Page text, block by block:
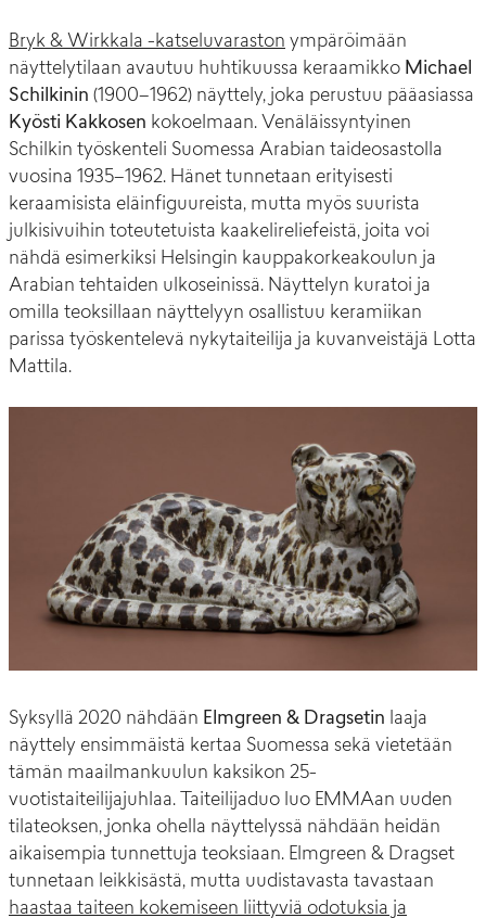
Bryk & Wirkkala -katseluvaraston ympäröimään
näyttelytilaan avautuu huhtikuussa keraamikko Michael
Schilkinin (1900–1962) näyttely, joka perustuu pääasiassa
Kyösti Kakkosen kokoelmaan. Venäläissyntyinen
Schilkin työskenteli Suomessa Arabian taideosastolla
vuosina 1935–1962. Hänet tunnetaan erityisesti
keraamisista eläinfiguureista, mutta myös suurista
julkisivuihin toteutetuista kaakelireliefeistä, joita voi
nähdä esimerkiksi Helsingin kauppakorkeakoulun ja
Arabian tehtaiden ulkoseinissä. Näyttelyn kuratoi ja
omilla teoksillaan näyttelyyn osallistuu keramiikan
parissa työskentelevä nykytaiteilija ja kuvanveistäjä Lotta
Mattila.
Syksyllä 2020 nähdään Elmgreen & Dragsetin laaja
näyttely ensimmäistä kertaa Suomessa sekä vietetään
tämän maailmankuulun kaksikon 25-
vuotistaiteilijajuhlaa. Taiteilijaduo luo EMMAan uuden
tilateoksen, jonka ohella näyttelyssä nähdään heidän
aikaisempia tunnettuja teoksiaan. Elmgreen & Dragset
tunnetaan leikkisästä, mutta uudistavasta tavastaan
haastaa taiteen kokemiseen liittyviä odotuksia ja